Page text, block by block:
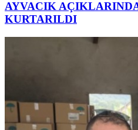
AYVACIK
KURTARILDI